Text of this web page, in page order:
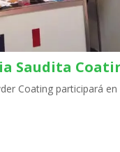
Coating participará en